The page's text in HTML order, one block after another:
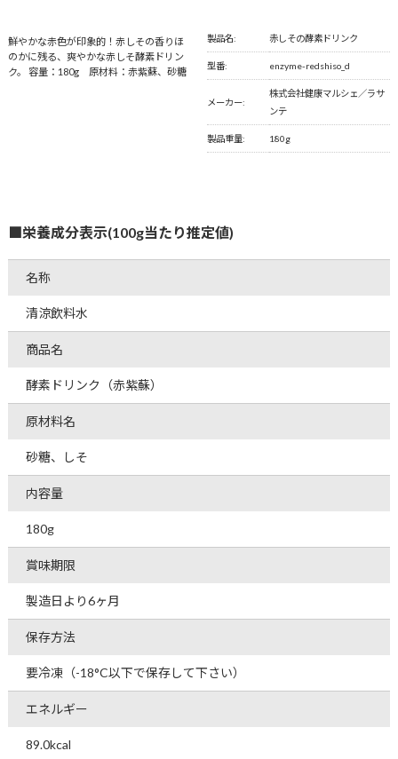
鮮やかな赤色が印象的！赤しその香りほ
のかに残る、爽やかな赤しそ酵素ドリン
ク。 容量：180g 原材料：赤紫蘇、砂糖
製品名: 赤しその酵素ドリンク
型番: enzyme-redshiso_d
メーカー:
株式会社健康マルシェ／ラサ
ンテ
製品重量: 180g
■栄養成分表示(100g当たり推定値)
名称
清涼飲料水
商品名
酵素ドリンク（赤紫蘇）
原材料名
砂糖、しそ
内容量
180g
賞味期限
製造日より6ヶ月
保存方法
要冷凍（-18°C以下で保存して下さい）
エネルギー
89.0kcal